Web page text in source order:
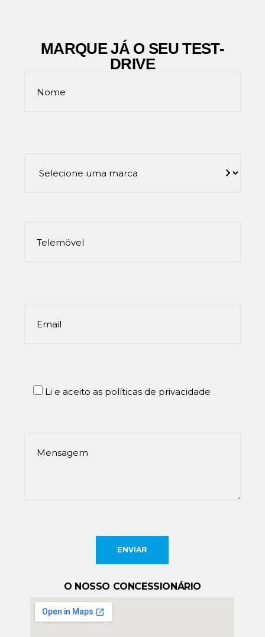
MARQUE JÁ O SEU TEST-
DRIVE
Li e aceito as políticas de privacidade
ENVIAR
O NOSSO CONCESSIONÁRIO